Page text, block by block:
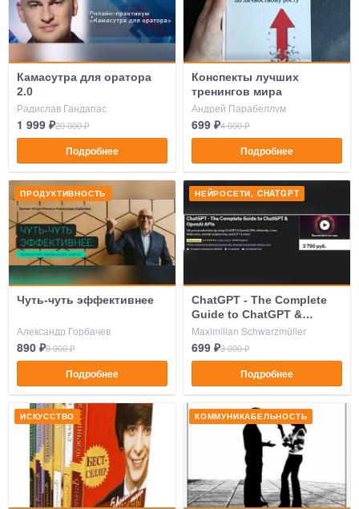
Камасутра для оратора
2.0
Радислав Гандапас
1 999 ₽20 000 ₽
Подробнее
Конспекты лучших
тренингов мира
Андрей Парабеллум
699 ₽4 000 ₽
Подробнее
ПРОДУКТИВНОСТЬ
Чуть-чуть эффективнее
Александр Горбачев
890 ₽9 900 ₽
Подробнее
НЕЙРОСЕТИ, CHATGPT
ChatGPT - The Complete
Guide to ChatGPT &
OpenAI APIs
Maximilian Schwarzmüller
699 ₽3 000 ₽
Подробнее
ИСКУССТВО КОММУНИКАБЕЛЬНОСТЬ